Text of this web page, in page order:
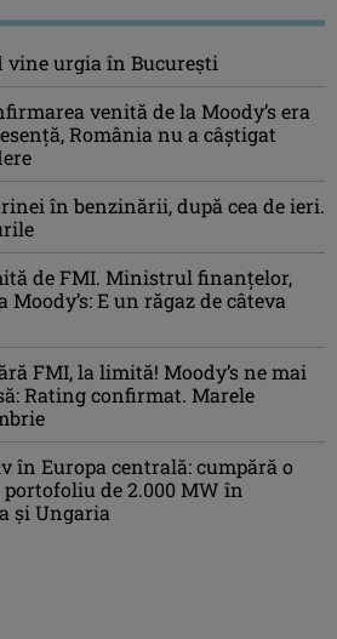
vine urgia în Bucureşti
venită de la Moody’s era
România nu a câştigat
în benzinării, după cea de ieri.
de FMI. Ministrul finanțelor,
Moody’s: E un răgaz de câteva
FMI, la limită! Moody’s ne mai
Rating confirmat. Marele
în Europa centrală: cumpără o
de 2.000 MW în
și Ungaria